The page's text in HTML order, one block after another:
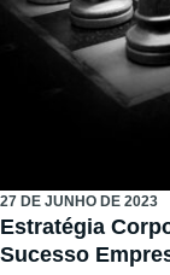
27 DE JUNHO DE 2023
Estratégia
Sucesso